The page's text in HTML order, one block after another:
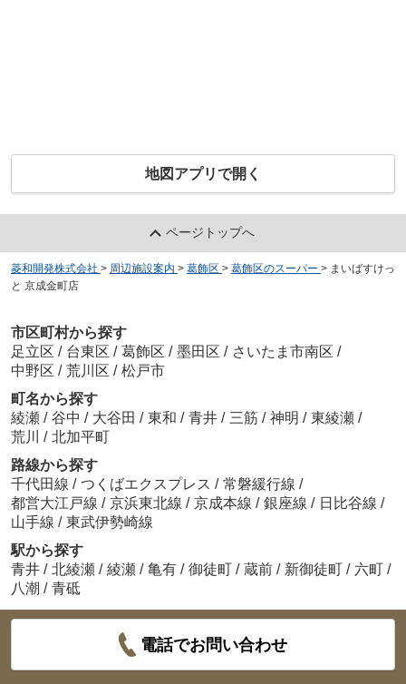
地図アプリで開く
ページトップへ
菱和開発株式会社 > 周辺施設案内 > 葛飾区 > 葛飾区のスーパー > まいばすけっ
と 京成金町店
市区町村から探す
足立区 / 台東区 / 葛飾区 / 墨田区 / さいたま市南区 /
中野区 / 荒川区 / 松戸市
町名から探す
綾瀬 / 谷中 / 大谷田 / 東和 / 青井 / 三筋 / 神明 / 東綾瀬 /
荒川 / 北加平町
路線から探す
千代田線 / つくばエクスプレス / 常磐緩行線 /
都営大江戸線 / 京浜東北線 / 京成本線 / 銀座線 / 日比谷線 /
山手線 / 東武伊勢崎線
駅から探す
青井 / 北綾瀬 / 綾瀬 / 亀有 / 御徒町 / 蔵前 / 新御徒町 / 六町 /
八潮 / 青砥
電話でお問い合わせ